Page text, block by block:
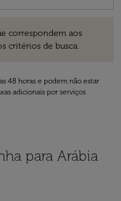
correspondem aos
critérios de busca.
48 horas e podem não estar
adicionais por serviços
para Arábia